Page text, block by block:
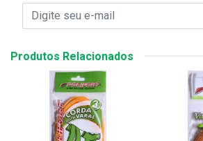
Produtos Relacionados